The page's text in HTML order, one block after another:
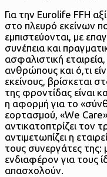
Για την Eurolife FFH
στο πλευρό εκείνων
εμπιστεύονται, με
συνέπεια και
ασφαλιστική
ανθρώπους και ό,τι
εκείνους, βρίσκεται
της φροντίδας είναι
η αφορμή για το
εορτασμού, «We
αντικατοπτρίζει τον
αντιμετωπίζει η
τους συνεργάτες της:
ενδιαφέρον για τους
απασχολούν.